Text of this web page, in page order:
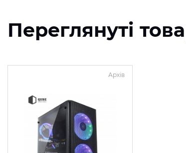
Переглянуті
Архів